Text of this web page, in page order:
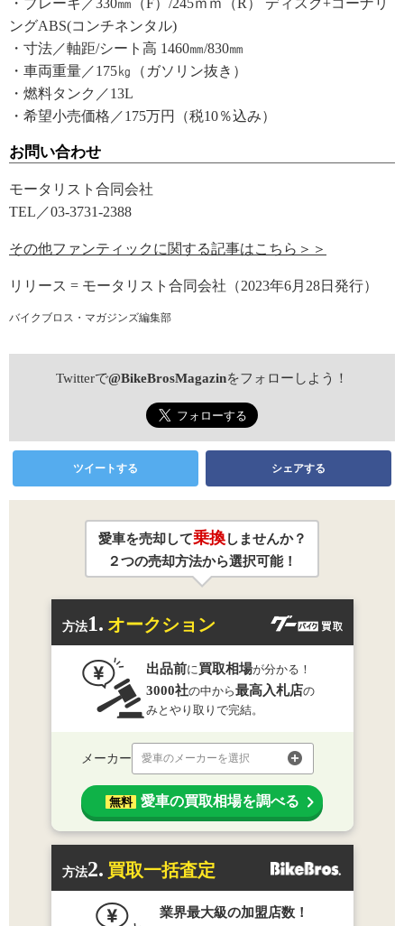
・ブレーキ／330㎜（F）/245ｍｍ（R） ディスク+コーナリ
ングABS(コンチネンタル)
・寸法／軸距/シート高 1460㎜/830㎜
・車両重量／175㎏（ガソリン抜き）
・燃料タンク／13L
・希望小売価格／175万円（税10％込み）
お問い合わせ
モータリスト合同会社
TEL／03-3731-2388
その他ファンティックに関する記事はこちら＞＞
リリース = モータリスト合同会社（2023年6月28日発行）
バイクブロス・マガジンズ編集部
Twitterで@BikeBrosMagazinをフォローしよう！
ツイートする シェアする
愛車を売却して乗換しませんか？
２つの売却方法から選択可能！
方法1. オークション
出品前に買取相場が分かる！
3000社の中から最高入札店の
みとやり取りで完結。
メーカー 愛車のメーカーを選択
無料 愛車の買取相場を調べる
方法2. 買取一括査定
業界最大級の加盟店数！